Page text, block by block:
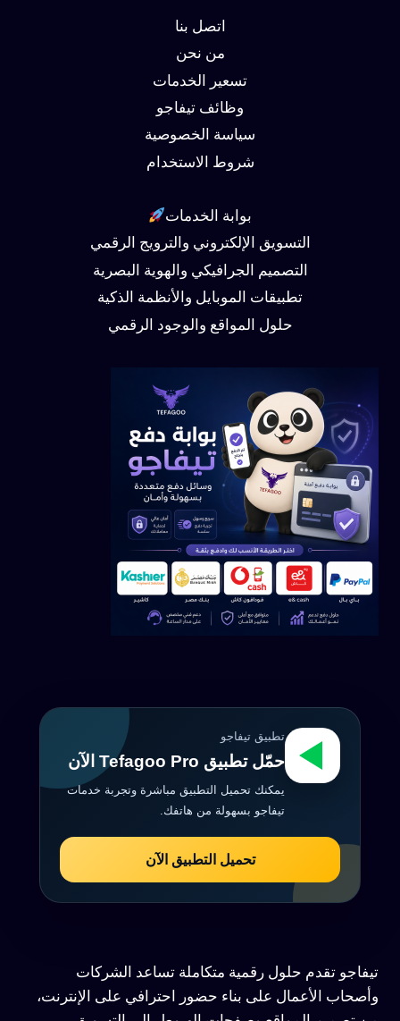
اتصل بنا
من نحن
تسعير الخدمات
وظائف تيفاجو
سياسة الخصوصية
شروط الاستخدام
بوابة الخدمات
التسويق الإلكتروني والترويج الرقمي
التصميم الجرافيكي والهوية البصرية
تطبيقات الموبايل والأنظمة الذكية
حلول المواقع والوجود الرقمي
تطبيق تيفاجو
حمّل تطبيق Tefagoo Pro الآن
يمكنك تحميل التطبيق مباشرة وتجربة خدمات
تيفاجو بسهولة من هاتفك.
تحميل التطبيق الآن
تيفاجو تقدم حلول رقمية متكاملة تساعد الشركات
وأصحاب الأعمال على بناء حضور احترافي على الإنترنت،